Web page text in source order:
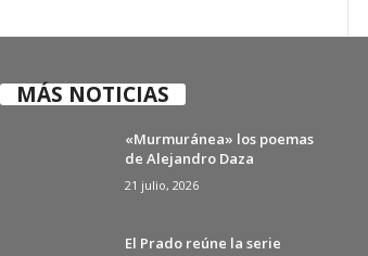
MÁS NOTICIAS
«Murmuránea» los poemas
de Alejandro Daza
21 julio, 2026
El Prado reúne la serie